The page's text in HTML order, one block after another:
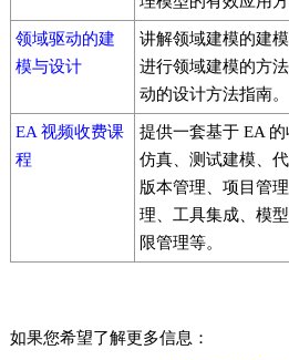
领域驱动的建
模与设计
讲解领域建模的建
进行领域建模的方
动的设计方法指南。
EA 视频收费课
程
提供一套基于 EA
仿真、测试建模、
版本管理、项目管
理、工具集成、模
限管理等。
如果您希望了解更多信息：